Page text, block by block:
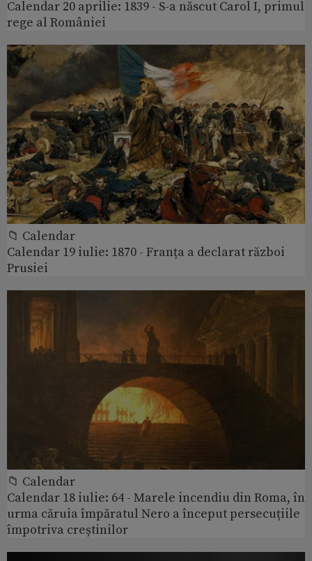
Calendar 20 aprilie: 1839 - S-a născut Carol I, primul
rege al României
📁 Calendar
Calendar 19 iulie: 1870 - Franța a declarat război
Prusiei
📁 Calendar
Calendar 18 iulie: 64 - Marele incendiu din Roma, în
urma căruia împăratul Nero a început persecuțiile
împotriva creștinilor